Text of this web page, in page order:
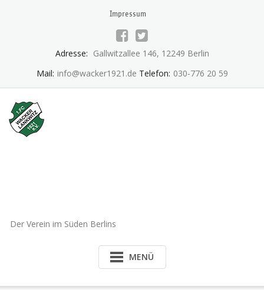
Impressum
Adresse: Gallwitzallee 146, 12249 Berlin
Mail: info@wacker1921.de Telefon: 030-776 20 59
Der Verein im Süden Berlins
MENÜ